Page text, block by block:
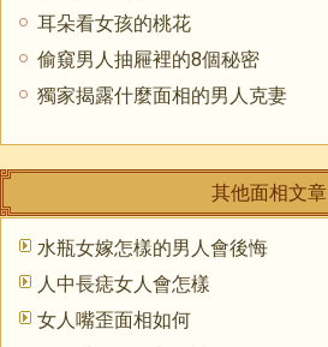
耳朵看女孩的桃花
偷窺男人抽屜裡的8個秘密
獨家揭露什麼面相的男人克妻
其他面相文章
水瓶女嫁怎樣的男人會後悔
人中長痣女人會怎樣
女人嘴歪面相如何